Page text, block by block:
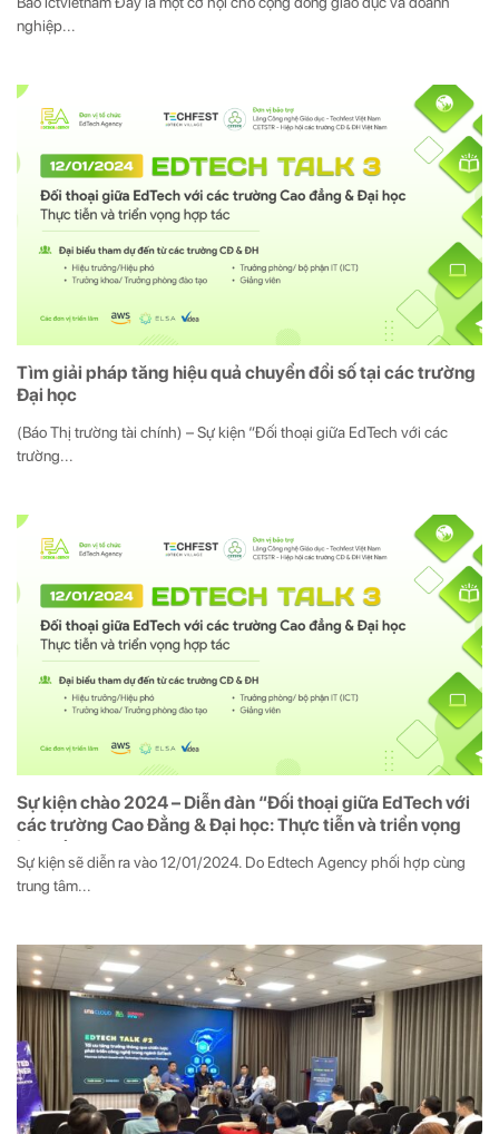
nghiệp...
Tìm giải pháp tăng hiệu quả chuyển đổi số tại các trường
Đại học
(Báo Thị trường tài chính) – Sự kiện “Đối thoại giữa EdTech với các
trường...
Sự kiện chào 2024 – Diễn đàn “Đối thoại giữa EdTech với
các trường Cao Đẳng & Đại học: Thực tiễn và triển vọng
hợp tác
Sự kiện sẽ diễn ra vào 12/01/2024. Do Edtech Agency phối hợp cùng
trung tâm...